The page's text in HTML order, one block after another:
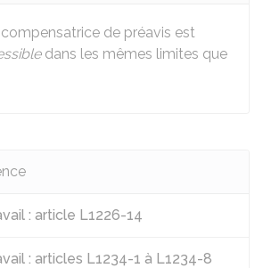
de préavis est
dans les mêmes limites que
: article L1226-14
: articles L1234-1 à L1234-8